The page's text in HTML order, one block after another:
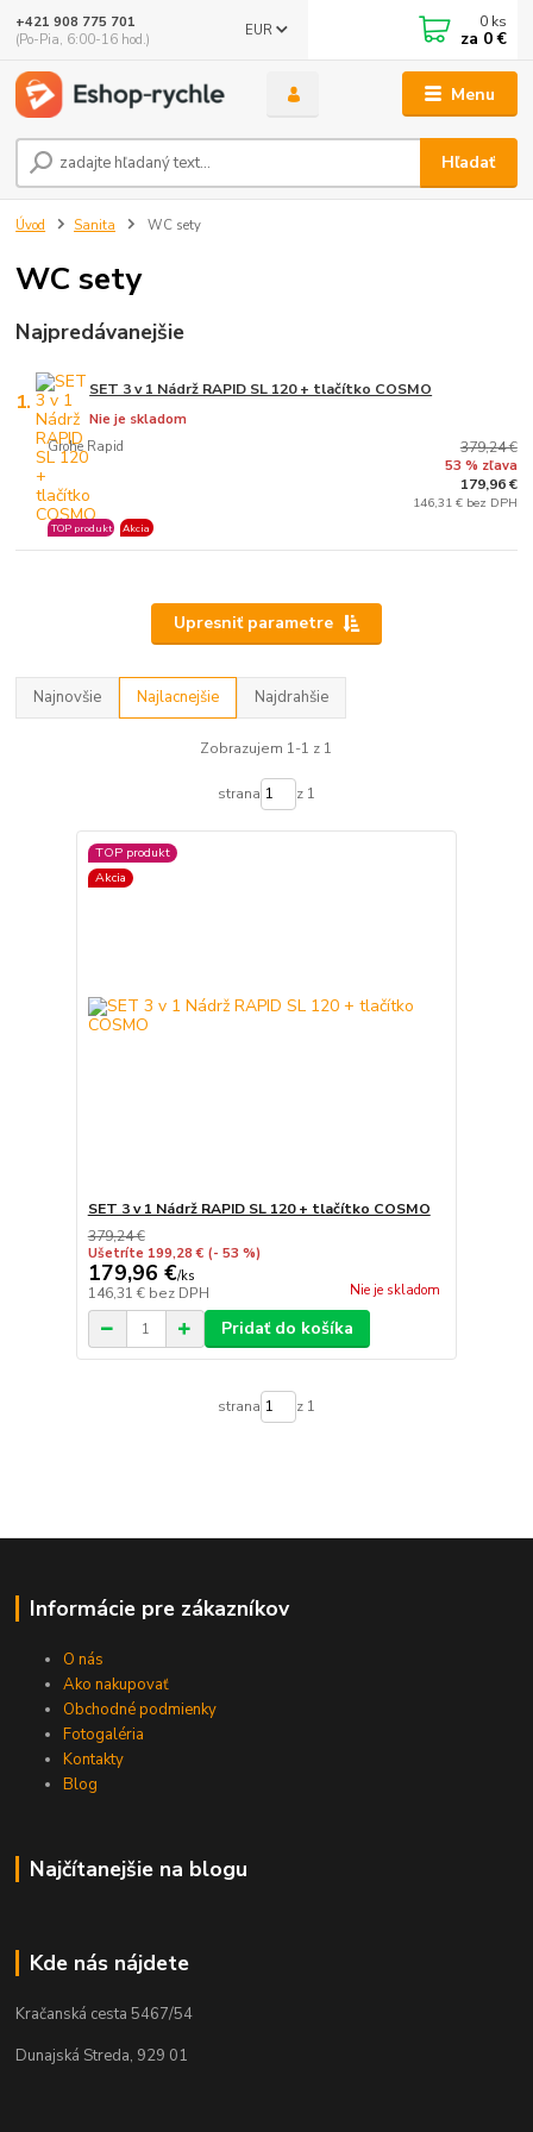
Menu
EUR
Hľadať
+421 908 775 701
(Po-Pia, 6:00-16 hod.)
0 ks
za 0 €
Úvod Sanita WC sety
WC sety
Najpredávanejšie
1. SET 3 v 1 Nádrž RAPID SL 120 + tlačítko COSMO
Grohe Rapid
Nie je skladom
TOP produkt Akcia
379,24 €
53 % zľava
179,96 €
146,31 € bez DPH
Upresniť parametre
Najnovšie Najlacnejšie Najdrahšie
Zobrazujem 1-1 z 1
strana z 1
TOP produkt
Akcia
SET 3 v 1 Nádrž RAPID SL 120 + tlačítko COSMO
379,24 €
Ušetríte 199,28 € (- 53 %)
179,96 €/ks
146,31 € bez DPH Nie je skladom
Pridať do košíka
strana z 1
Informácie pre zákazníkov
O nás
Ako nakupovať
Obchodné podmienky
Fotogaléria
Kontakty
Blog
Najčítanejšie na blogu
Kde nás nájdete
Kračanská cesta 5467/54
Dunajská Streda, 929 01